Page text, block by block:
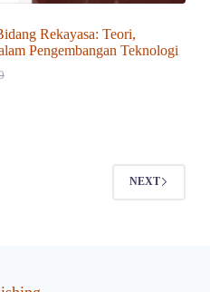
Rekayasa: Teori,
Pengembangan Teknologi
NEXT